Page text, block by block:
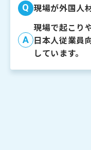
Q 現場が外国人
A
現場で起こり
日本人従業員
しています。